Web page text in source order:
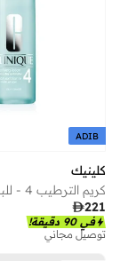
ADIB
كلينيك
221
في 90 دقيقة!
توصيل مجاني